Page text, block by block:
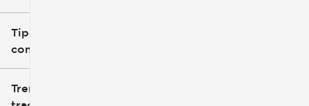
Tipo de
combustible
Tren de